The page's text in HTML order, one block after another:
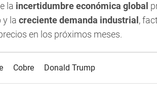
la incertidumbre económica global
y la creciente demanda industrial ,
en los próximos meses.
Cobre Donald Trump